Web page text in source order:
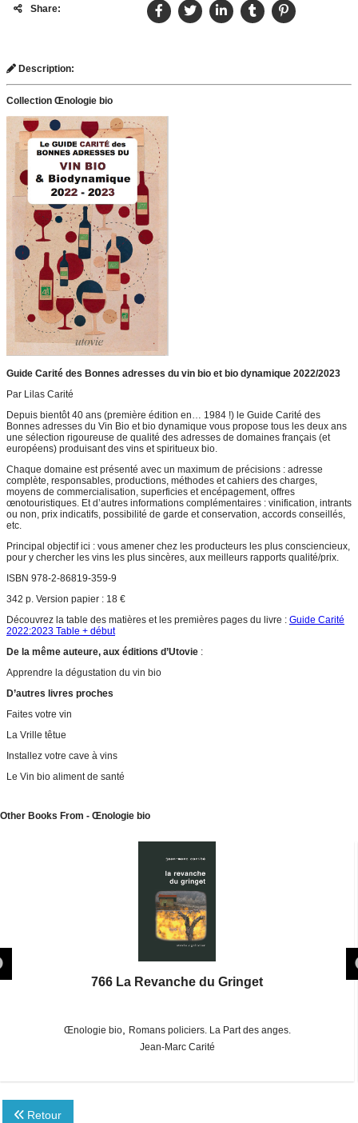
Share:
Description:
Collection Œnologie bio
Guide Carité des Bonnes adresses du vin bio et bio dynamique 2022/2023
Par Lilas Carité
Depuis bientôt 40 ans (première édition en… 1984 !) le Guide Carité des
Bonnes adresses du Vin Bio et bio dynamique vous propose tous les deux ans
une sélection rigoureuse de qualité des adresses de domaines français (et
européens) produisant des vins et spiritueux bio.
Chaque domaine est présenté avec un maximum de précisions : adresse
complète, responsables, productions, méthodes et cahiers des charges,
moyens de commercialisation, superficies et encépagement, offres
œnotouristiques. Et d’autres informations complémentaires : vinification, intrants
ou non, prix indicatifs, possibilité de garde et conservation, accords conseillés,
etc.
Principal objectif ici : vous amener chez les producteurs les plus consciencieux,
pour y chercher les vins les plus sincères, aux meilleurs rapports qualité/prix.
ISBN 978-2-86819-359-9
342 p. Version papier : 18 €
Découvrez la table des matières et les premières pages du livre : Guide Carité
2022:2023 Table + début
De la même auteure, aux éditions d’Utovie :
Apprendre la dégustation du vin bio
D’autres livres proches
Faites votre vin
La Vrille têtue
Installez votre cave à vins
Le Vin bio aliment de santé
Other Books From - Œnologie bio
766 La Revanche du Gringet
Œnologie bio,
Romans policiers. La Part des anges.
Jean-Marc Carité
Retour